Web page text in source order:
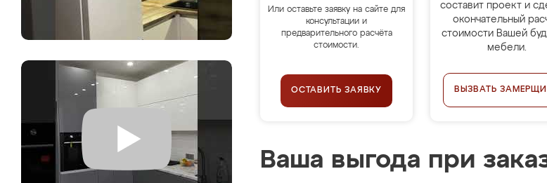
Или оставьте заявку на сайте для
консультации и
предварительного расчёта
стоимости.
ОСТАВИТЬ ЗАЯВКУ
составит проект и
окончательный
стоимости Вашей
мебели.
ВЫЗВАТЬ
Ваша выгода при